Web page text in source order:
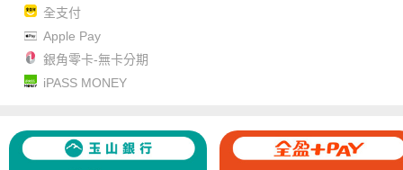
全支付
Apple Pay
銀角零卡-無卡分期
iPASS MONEY